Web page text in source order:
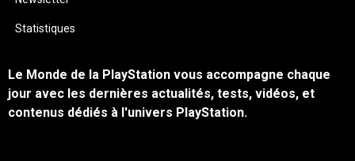
Statistiques
Le Monde de la PlayStation vous accompagne chaque
jour avec les dernières actualités, tests, vidéos, et
contenus dédiés à l'univers PlayStation.